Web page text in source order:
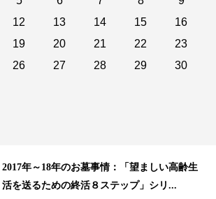
12 13 14 15
16
19 20 21 22
23
26 27 28 29
30
10年以上の歴史がある樹木葬、海洋散骨｜
2015年、2016年の終活ビジネス事情...